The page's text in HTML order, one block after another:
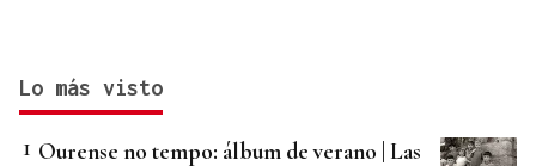
Lo más visto
Ourense no tempo: álbum de verano | Las